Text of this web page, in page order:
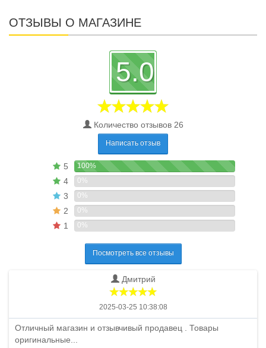
ОТЗЫВЫ О МАГАЗИНЕ
5.0
Количество отзывов 26
Написать отзыв
5 100%
4 0%
3 0%
2 0%
1 0%
Посмотреть все отзывы
Дмитрий
2025-03-25 10:38:08
Отличный магазин и отзывчивый продавец . Товары
оригинальные...